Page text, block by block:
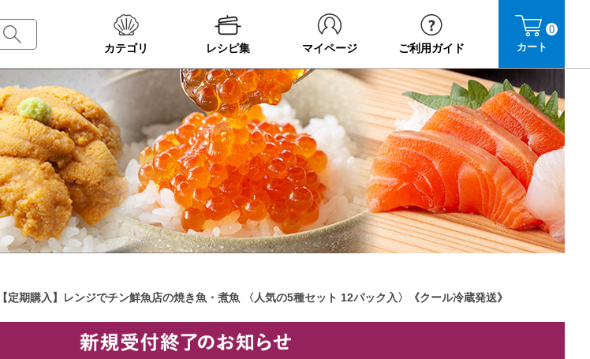
カテゴリ レシピ集 マイページ ご利用ガイド カート
0
【定期購入】レンジでチン鮮魚店の焼き魚・煮魚 〈人気の5種セット 12パック入〉《クール冷蔵発送》